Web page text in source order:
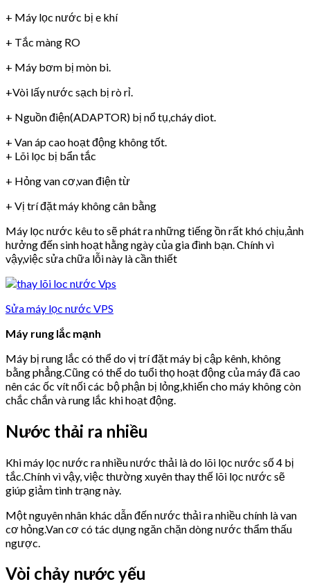
+ Máy lọc nước bị e khí
+ Tắc màng RO
+ Máy bơm bị mòn bi.
+Vòi lấy nước sạch bị rò rỉ.
+ Nguồn điện(ADAPTOR) bị nổ tụ,cháy diot.
+ Van áp cao hoạt động không tốt.
+ Lõi lọc bị bẩn tắc
+ Hỏng van cơ,van điện từ
+ Vị trí đặt máy không cân bằng
Máy lọc nước kêu to sẽ phát ra những tiếng ồn rất khó chịu,ảnh
hưởng đến sinh hoạt hằng ngày của gia đình bạn. Chính vì
vậy,việc sửa chữa lỗi này là cần thiết
Sửa máy lọc nước VPS
Máy rung lắc mạnh
Máy bị rung lắc có thể do vị trí đặt máy bị cập kênh, không
bằng phẳng.Cũng có thể do tuổi thọ hoạt động của máy đã cao
nên các ốc vít nối các bộ phận bị lỏng,khiến cho máy không còn
chắc chắn và rung lắc khi hoạt động.
Nước thải ra nhiều
Khi máy lọc nước ra nhiều nước thải là do lõi lọc nước số 4 bị
tắc.Chính vì vậy, việc thường xuyên thay thế lõi lọc nước sẽ
giúp giảm tình trạng này.
Một nguyên nhân khác dẫn đến nước thải ra nhiều chính là van
cơ hỏng.Van cơ có tác dụng ngăn chặn dòng nước thẩm thấu
ngược.
Vòi chảy nước yếu